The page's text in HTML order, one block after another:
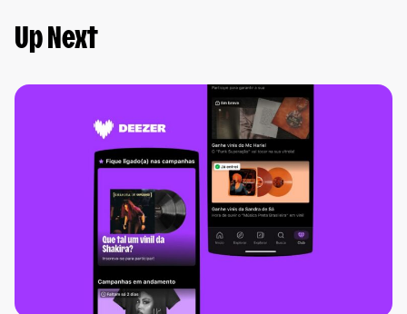
Up Next